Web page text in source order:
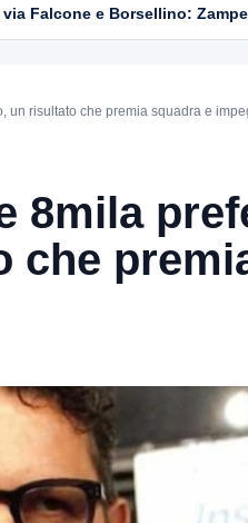
Falcone e Borsellino:
un risultato che premia squadra e
8mila
che